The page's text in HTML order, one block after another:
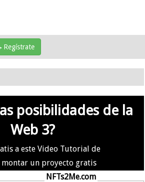
Regístrate
posibilidades de la
Web 3?
a este Video Tutorial de
montar un proyecto gratis
NFTs2Me.com